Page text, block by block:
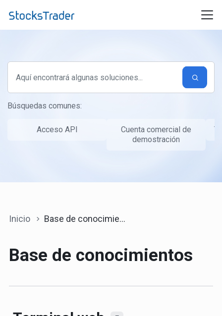
Búsquedas comunes:
Acceso API
Cuenta comercial de
demostración
Inicio Base de conocimientos
Base de conocimientos